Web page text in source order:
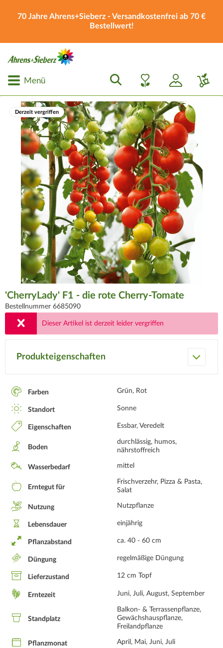
70 Jahre Ahrens+Sieberz - Versandkostenfrei ab 70 €
Bestellwert!
Menü
Derzeit vergriffen
'CherryLady' F1 - die rote Cherry-Tomate
Bestellnummer 6685090
Dieser Artikel ist derzeit leider vergriffen
Produkteigenschaften
Farben Grün, Rot
Standort Sonne
Eigenschaften Essbar, Veredelt
Boden
durchlässig, humos,
nährstoffreich
Wasserbedarf mittel
Erntegut für
Frischverzehr, Pizza & Pasta,
Salat
Nutzung Nutzpflanze
Lebensdauer einjährig
Pflanzabstand ca. 40 - 60 cm
Düngung regelmäßige Düngung
Lieferzustand 12 cm Topf
Erntezeit Juni, Juli, August, September
Standplatz
Balkon- & Terrassenpflanze,
Gewächshauspflanze,
Freilandpflanze
Pflanzmonat April, Mai, Juni, Juli